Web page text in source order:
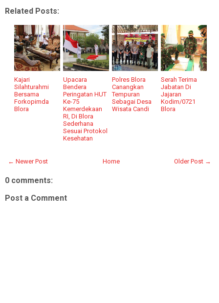
Related Posts:
Kajari
Silahturahmi
Bersama
Forkopimda
Blora
Upacara
Bendera
Peringatan HUT
Ke-75
Kemerdekaan
RI, Di Blora
Sederhana
Sesuai Protokol
Kesehatan
Polres Blora
Canangkan
Tempuran
Sebagai Desa
Wisata Candi
Serah Terima
Jabatan Di
Jajaran
Kodim/0721
Blora
← Newer Post Older Post →
Home
0 comments:
Post a Comment